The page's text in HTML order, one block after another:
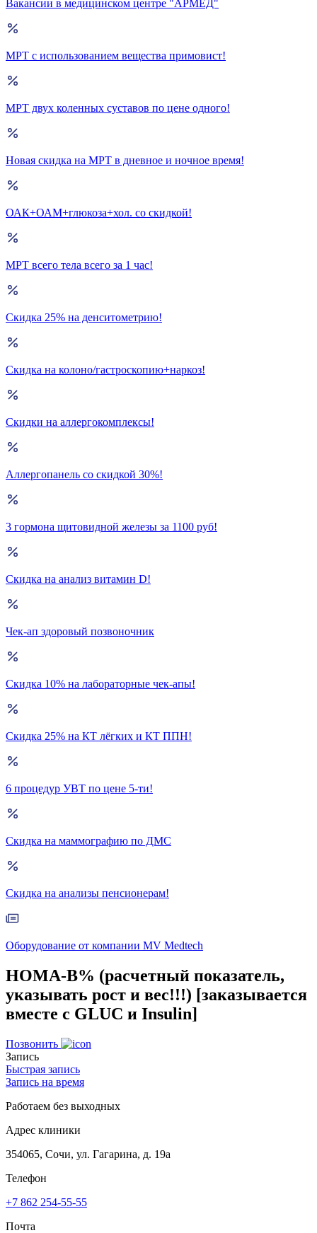
Вакансии в медицинском центре "АРМЕД"
МРТ с использованием вещества примовист!
МРТ двух коленных суставов по цене одного!
Новая скидка на МРТ в дневное и ночное время!
ОАК+ОАМ+глюкоза+хол. со скидкой!
МРТ всего тела всего за 1 час!
Скидка 25% на денситометрию!
Скидка на колоно/гастроскопию+наркоз!
Скидки на аллергокомплексы!
Аллергопанель со скидкой 30%!
3 гормона щитовидной железы за 1100 руб!
Скидка на анализ витамин D!
Чек-ап здоровый позвоночник
Скидка 10% на лабораторные чек-апы!
Скидка 25% на КТ лёгких и КТ ППН!
6 процедур УВТ по цене 5-ти!
Скидка на маммографию по ДМС
Скидка на анализы пенсионерам!
Оборудование от компании MV Medtech
HOMA-B% (расчетный показатель,
указывать рост и вес!!!) [заказывается
вместе с GLUC и Insulin]
Позвонить
Запись
Быстрая запись
Запись на время
Работаем без выходных
Адрес клиники
354065, Сочи, ул. Гагарина, д. 19а
Телефон
+7 862 254-55-55
Почта